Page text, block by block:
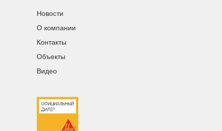
Новости
О компании
Контакты
Объекты
Видео